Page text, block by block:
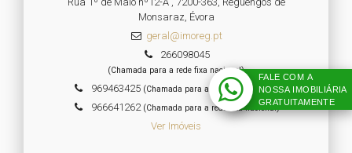
Monsaraz, Évora
geral@imoreg.pt
266098045
(Chamada para a rede fixa nacional)
969463425(Chamada para a rede fixa nacional)
966641262(Chamada para a rede fixa nacional)
Ver Imóveis
FALE COM A
NOSSA IMOBILIÁRIA
GRATUITAMENTE